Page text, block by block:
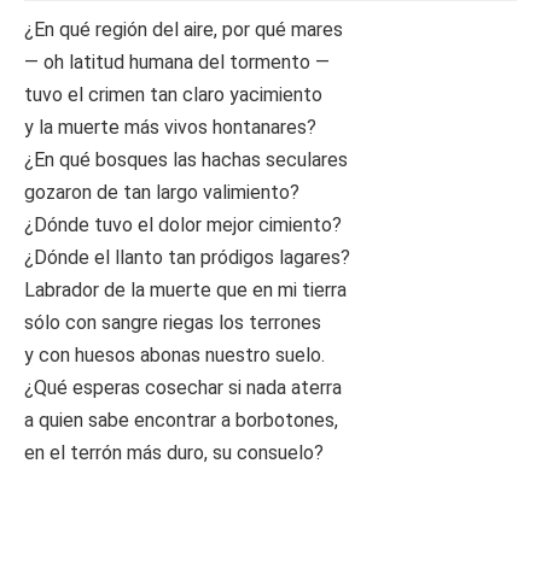
¿En qué región del aire, por qué mares
— oh latitud humana del tormento —
tuvo el crimen tan claro yacimiento
y la muerte más vivos hontanares?
¿En qué bosques las hachas seculares
gozaron de tan largo valimiento?
¿Dónde tuvo el dolor mejor cimiento?
¿Dónde el llanto tan pródigos lagares?
Labrador de la muerte que en mi tierra
sólo con sangre riegas los terrones
y con huesos abonas nuestro suelo.
¿Qué esperas cosechar si nada aterra
a quien sabe encontrar a borbotones,
en el terrón más duro, su consuelo?